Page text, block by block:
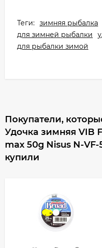
Теги: зимняя рыбалка
для зимней рыбалки
для рыбалки зимой
Покупатели,
Удочка зимняя VIB
max 50g Nisus N-
купили